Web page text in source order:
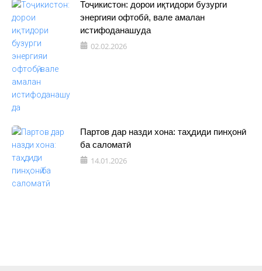
Тоҷикистон: дорои иқтидори бузурги
энергияи офтобӣ, вале амалан
истифоданашуда
02.02.2026
Партов дар назди хона: таҳдиди пинҳонӣ
ба саломатӣ
14.01.2026